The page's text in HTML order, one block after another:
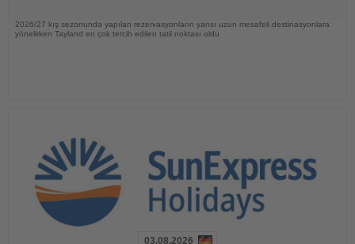
2026/27 kış sezonunda yapılan rezervasyonların yarısı uzun mesafeli destinasyonlara
yönelirken Tayland en çok tercih edilen tatil noktası oldu
03.08.2026